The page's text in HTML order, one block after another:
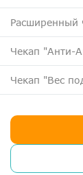
Расширенный
Чекап "Анти-
Чекап "Вес